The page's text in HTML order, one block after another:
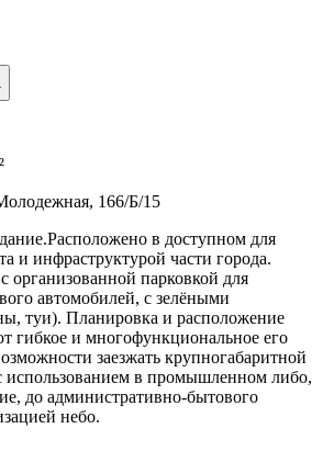
166/Б/15
в доступном для
и инфраструктурой части города.
организованной парковкой для
автомобилей, с зелёными
туи). Планировка и расположение
гибкое и многофункциональное его
заезжать крупногабаритной
использованием в промышленном либо,
до административно-бытового
небо.